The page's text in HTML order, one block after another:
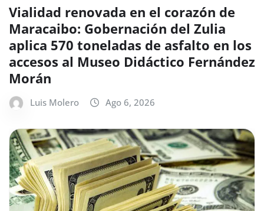
Vialidad renovada en el corazón de
Maracaibo: Gobernación del Zulia
aplica 570 toneladas de asfalto en los
accesos al Museo Didáctico Fernández
Morán
Luis Molero Ago 6, 2026